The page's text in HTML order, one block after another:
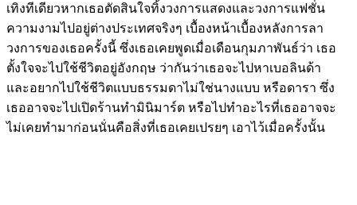
เทิงทีเดียวหากเธอตัดสินใจทิ้งวงการแสดงและวงการแฟชั่น
ความงามไปอยู่ต่างประเทศจริงๆ เบื้องหน้าเบื้องหลังการลา
วงการของเธอครั้งนี้ ซึ่งเธอเคยพูดเมื่อเดือนกุมภาพันธ์ว่า เธอ
ตั้งใจจะไปใช้ชีวิตอยู่อังกฤษ ว่ากันว่าเธอจะไปหาเบอลินด้า
และอยากไปใช้ชีวิตแบบธรรมดาไม่ใช่นางแบบ หรือดารา ซึ่ง
เธออาจจะไปเปิดร้านทำมินิมาร์ต หรือไปทำอะไรที่เธออาจจะ
ไม่เคยทำมาก่อนนั่นคือสิ่งที่เธอเคยเปรยๆ เอาไว้เมื่อครั้งนั้น